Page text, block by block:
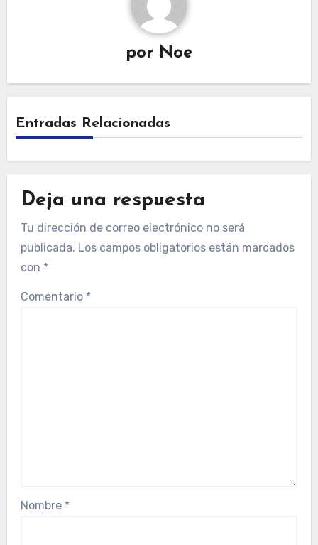
por Noe
Entradas Relacionadas
Deja una respuesta
Tu dirección de correo electrónico no será
publicada. Los campos obligatorios están marcados
con *
Comentario *
Nombre *